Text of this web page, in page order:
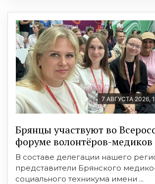
7 АВГУСТА 2026,
Брянцы участвуют во
форуме волонтёров-медиков
В составе делегации нашего
представители Брянского
социального техникума имени ...